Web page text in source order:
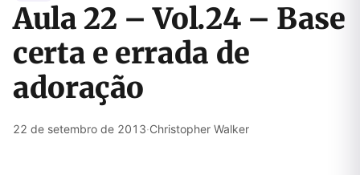
Aula 22 – Vol.24 – Base
certa e errada de
adoração
22 de setembro de 2013·Christopher Walker